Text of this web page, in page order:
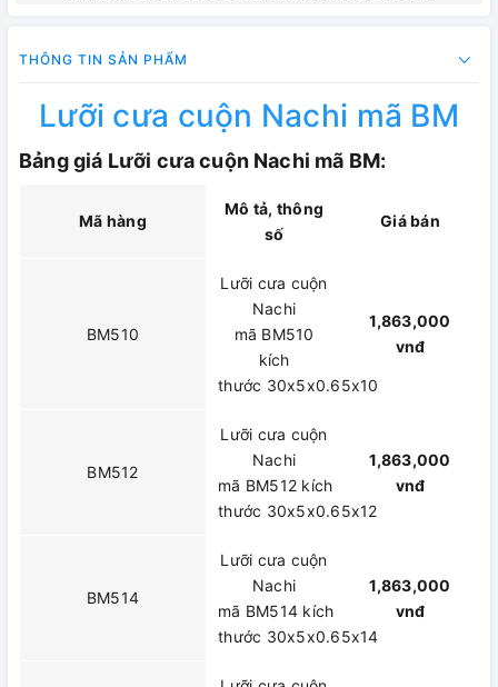
THÔNG TIN SẢN PHẨM
Lưỡi cưa cuộn Nachi mã BM
Bảng giá Lưỡi cưa cuộn Nachi mã BM:
Mã hàng
Mô tả, thông
số
Giá bán
BM510
Lưỡi cưa cuộn
Nachi
mã BM510
kích
thước 30x5x0.65x10
1,863,000
vnđ
BM512
Lưỡi cưa cuộn
Nachi
mã BM512 kích
thước 30x5x0.65x12
1,863,000
vnđ
BM514
Lưỡi cưa cuộn
Nachi
mã BM514 kích
thước 30x5x0.65x14
1,863,000
vnđ